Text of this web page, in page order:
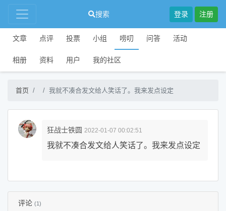
搜索 登录 注册
文章 点评 投票 小组 唠叨 问答 活动
相册 资料 用户 我的社区
首页 我就不凑合发文给人笑话了。我来发点设定
狂战士铁圆 2022-01-07 00:02:51
我就不凑合发文给人笑话了。我来发点设定
评论 (1)